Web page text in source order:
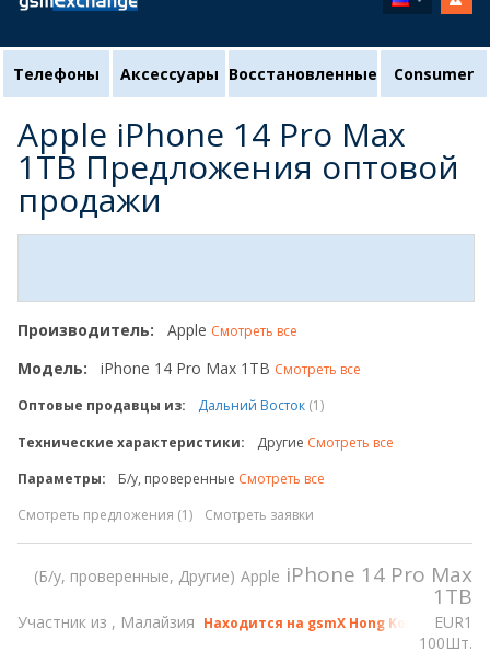
Телефоны Аксессуары Восстановленные Consumer
Apple iPhone 14 Pro Max
1TB Предложения оптовой
продажи
Производитель: Apple Смотреть все
Модель: iPhone 14 Pro Max 1TB Смотреть все
Оптовые продавцы из:
Дальний Восток (1)
Технические характеристики:
Другие Смотреть все
Параметры:
Б/у, проверенные Смотреть все
Смотреть предложения (1)
Смотреть заявки
Б/у, проверенные, Другие Apple iPhone 14 Pro Max
1TB
EUR1
100Шт.
Участник из , Малайзия Находится на gsmX Hong Kong 2026